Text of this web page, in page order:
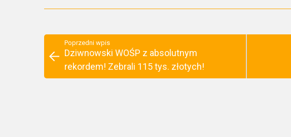
Poprzedni wpis
Dziwnowski WOŚP z absolutnym
rekordem! Zebrali 115 tys. złotych!